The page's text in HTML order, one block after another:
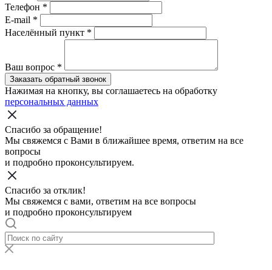
Телефон *
E-mail *
Населённый пункт *
Ваш вопрос *
Заказать обратный звонок
Нажимая на кнопку, вы соглашаетесь на обработку
персональных данных
Спасибо за обращение!
Мы свяжемся с Вами в ближайшее время, ответим на все
вопросы
и подробно проконсультируем.
Спасибо за отклик!
Мы свяжемся с вами, ответим на все вопросы
и подробно проконсультируем